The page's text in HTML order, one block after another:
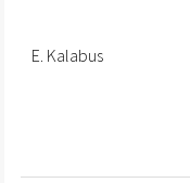
E. Kalabus